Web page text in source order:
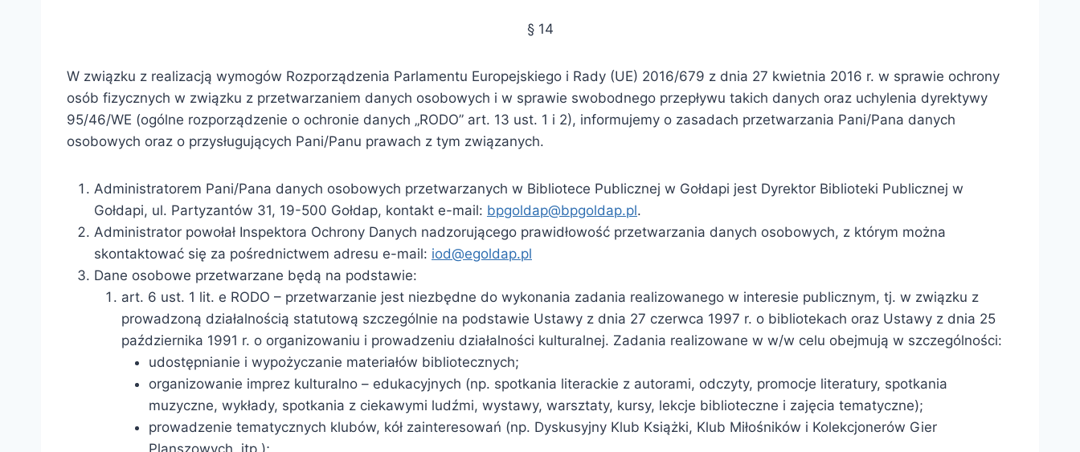
§ 14
W związku z realizacją wymogów Rozporządzenia Parlamentu Europejskiego i Rady (UE) 2016/679 z dnia 27 kwietnia 2016 r. w sprawie ochrony
osób fizycznych w związku z przetwarzaniem danych osobowych i w sprawie swobodnego przepływu takich danych oraz uchylenia dyrektywy
95/46/WE (ogólne rozporządzenie o ochronie danych „RODO” art. 13 ust. 1 i 2), informujemy o zasadach przetwarzania Pani/Pana danych
osobowych oraz o przysługujących Pani/Panu prawach z tym związanych.
Administratorem Pani/Pana danych osobowych przetwarzanych w Bibliotece Publicznej w Gołdapi jest Dyrektor Biblioteki Publicznej w
Gołdapi, ul. Partyzantów 31, 19-500 Gołdap, kontakt e-mail: bpgoldap@bpgoldap.pl.
Administrator powołał Inspektora Ochrony Danych nadzorującego prawidłowość przetwarzania danych osobowych, z którym można
skontaktować się za pośrednictwem adresu e-mail: iod@egoldap.pl
Dane osobowe przetwarzane będą na podstawie:
art. 6 ust. 1 lit. e RODO – przetwarzanie jest niezbędne do wykonania zadania realizowanego w interesie publicznym, tj. w związku z
prowadzoną działalnością statutową szczególnie na podstawie Ustawy z dnia 27 czerwca 1997 r. o bibliotekach oraz Ustawy z dnia 25
października 1991 r. o organizowaniu i prowadzeniu działalności kulturalnej. Zadania realizowane w w/w celu obejmują w szczególności:
udostępnianie i wypożyczanie materiałów bibliotecznych;
organizowanie imprez kulturalno – edukacyjnych (np. spotkania literackie z autorami, odczyty, promocje literatury, spotkania
muzyczne, wykłady, spotkania z ciekawymi ludźmi, wystawy, warsztaty, kursy, lekcje biblioteczne i zajęcia tematyczne);
prowadzenie tematycznych klubów, kół zainteresowań (np. Dyskusyjny Klub Książki, Klub Miłośników i Kolekcjonerów Gier
Planszowych, itp.);